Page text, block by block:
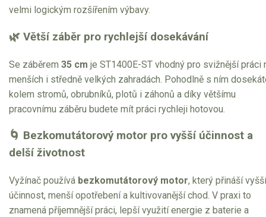
velmi logickým rozšířením výbavy.
🌿 Větší záběr pro rychlejší dosekávání
Se záběrem 35 cm je ST1400E-ST vhodný pro svižnější práci
menších i středně velkých zahradách. Pohodlně s ním
kolem stromů, obrubníků, plotů i záhonů a díky většímu
pracovnímu záběru budete mít práci rychleji hotovou.
🌀 Bezkomutátorový motor pro vyšší účinnost a
delší životnost
Vyžínač používá bezkomutátorový motor, který přináší vyšší
účinnost, menší opotřebení a kultivovanější chod. V praxi to
znamená příjemnější práci, lepší využití energie z baterie a